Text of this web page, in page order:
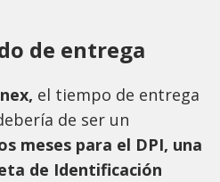
de entrega
el tiempo de entrega
de ser un
meses para el DPI, una
de Identificación